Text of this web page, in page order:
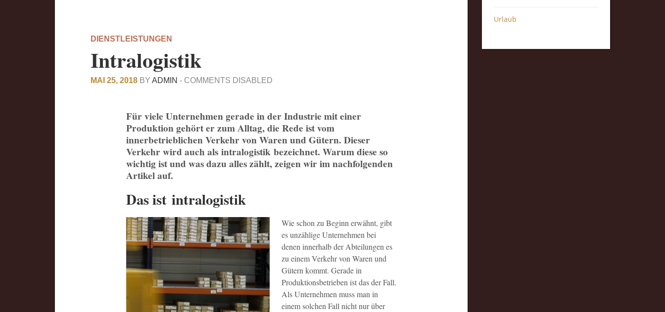
DIENSTLEISTUNGEN
Intralogistik
MAI 25, 2018 BY ADMIN - COMMENTS DISABLED
Für viele Unternehmen gerade in der Industrie mit einer
Produktion gehört er zum Alltag, die Rede ist vom
innerbetrieblichen Verkehr von Waren und Gütern. Dieser
Verkehr wird auch als intralogistik bezeichnet. Warum diese so
wichtig ist und was dazu alles zählt, zeigen wir im nachfolgenden
Artikel auf.
Das ist intralogistik
Wie schon zu Beginn erwähnt, gibt
es unzählige Unternehmen bei
denen innerhalb der Abteilungen es
zu einem Verkehr von Waren und
Gütern kommt. Gerade in
Produktionsbetrieben ist das der Fall.
Als Unternehmen muss man in
einem solchen Fall nicht nur über
Urlaub